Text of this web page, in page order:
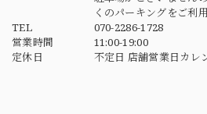
くのパーキングをご利
TEL
070-2286-1728
営業時間
11:00-19:00
定休日
不定日 店舗営業日カレ